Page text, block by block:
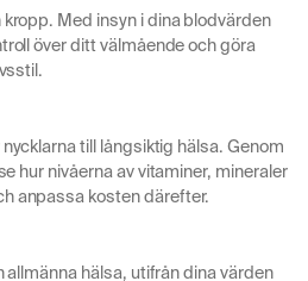
Med insyn i dina blodvärden
över ditt välmående och göra
till långsiktig hälsa. Genom
hur nivåerna av vitaminer, mineraler
anpassa kosten därefter.
allmänna hälsa, utifrån dina värden